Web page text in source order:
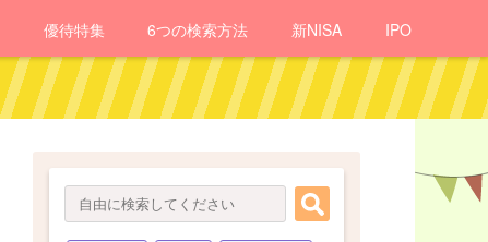
優待特集 6つの検索方法 新NISA IPO